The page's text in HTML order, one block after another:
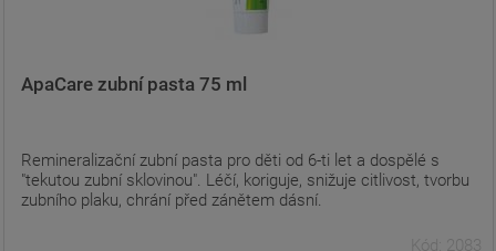
ApaCare zubní pasta 75 ml
Remineralizační zubní pasta pro děti od 6-ti let a dospělé s
"tekutou zubní sklovinou". Léčí, koriguje, snižuje citlivost, tvorbu
zubního plaku, chrání před zánětem dásní.
Kód: 2083